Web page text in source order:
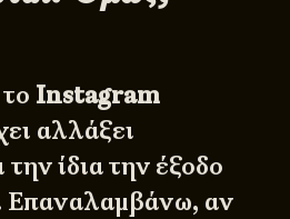
Instagram
αλλάξει
ίδια την έξοδο
Επαναλαμβάνω, αν